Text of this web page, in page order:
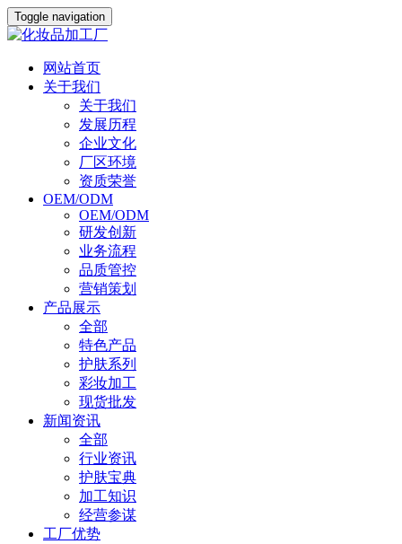
Toggle navigation
网站首页
关于我们
关于我们
发展历程
企业文化
厂区环境
资质荣誉
OEM/ODM
OEM/ODM
研发创新
业务流程
品质管控
营销策划
产品展示
全部
特色产品
护肤系列
彩妆加工
现货批发
新闻资讯
全部
行业资讯
护肤宝典
加工知识
经营参谋
工厂优势